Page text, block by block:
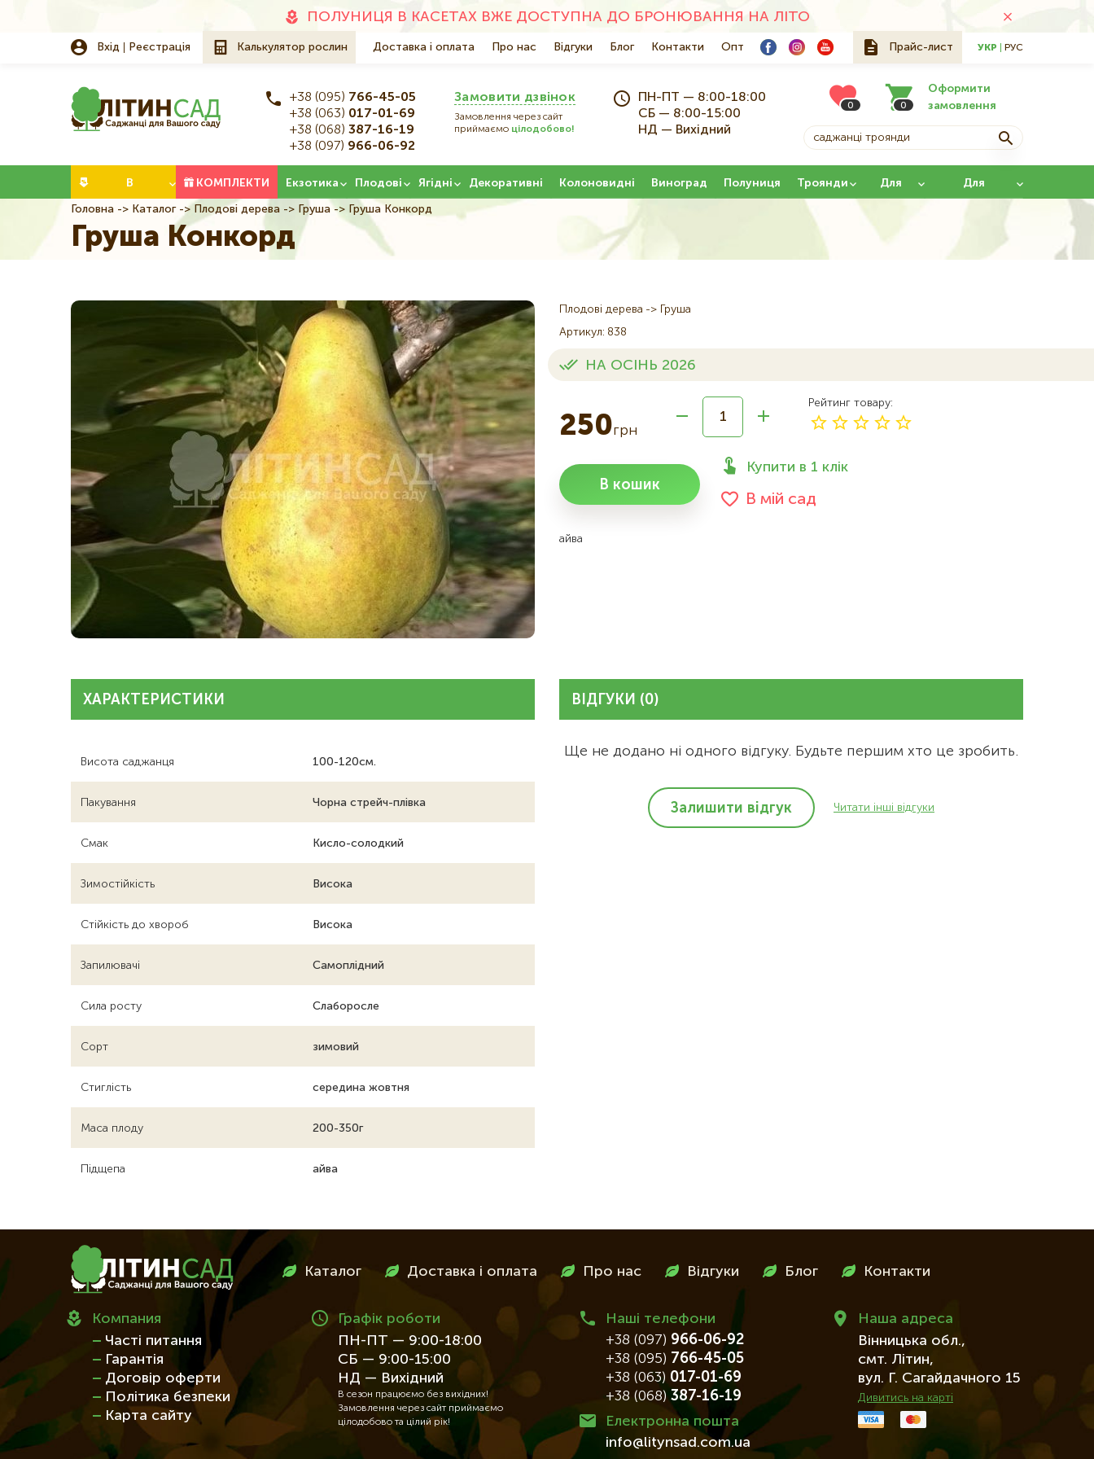
ПОЛУНИЦЯ В КАСЕТАХ ВЖЕ ДОСТУПНА ДО БРОНЮВАННЯ НА ЛІТО
Вхід Реєстрація Калькулятор рослин Основна
Доставка і оплата Про нас Відгуки Блог Контакти Опт Прайс-лист УКР РУС
+38 (095) 766-45-05
+38 (063) 017-01-69
+38 (068) 387-16-19
+38 (097) 966-06-92
Замовити дзвінок
Замовлення через сайт
приймаємо цілодобово!
ПН-ПТ — 8:00-18:00
СБ — 8:00-15:00
НД — Вихідний
0
Оформити
замовлення
0
В
КОМПЛЕКТИ Екзотика Плодові Ягідні Декоративні Колоновидні Виноград Полуниця Троянди Для Для
Рядок
навіґації
Головна Каталог Плодові дерева Груша Груша Конкорд
Груша Конкорд
Плодові дерева
Груша
Артикул 838
НА ОСІНЬ 2026
250грн
Рейтинг товару
В кошик
Купити в 1 клік
В мій сад
айва
ХАРАКТЕРИСТИКИ
Висота саджанця 100-120см.
Пакування Чорна стрейч-плівка
Смак Кисло-солодкий
Зимостійкість Висока
Стійкість до хвороб Висока
Запилювачі Самоплідний
Сила росту Слаборосле
Сорт зимовий
Стиглість середина жовтня
Маса плоду 200-350г
Підщепа айва
ВІДГУКИ (0)
Ще не додано ні одного відгуку. Будьте першим хто це зробить.
Залишити відгук Читати інші відгуки
МенюКаталог Доставка і оплата Про нас Відгуки Блог Контакти
Компания
Часті питання
Гарантія
Договір оферти
Політика безпеки
Карта сайту
Графік роботи
ПН-ПТ — 9:00-18:00
СБ — 9:00-15:00
НД — Вихідний
В сезон працюємо без вихідних!
Замовлення через сайт приймаємо
цілодобово та цілий рік!
Наші телефони
+38 (097) 966-06-92
+38 (095) 766-45-05
+38 (063) 017-01-69
+38 (068)387-16-19
Електронна пошта
info@litynsad.com.ua
Наша адреса
Вінницька обл.,
смт. Літин,
вул. Г. Сагайдачного 15
Дивитись на карті